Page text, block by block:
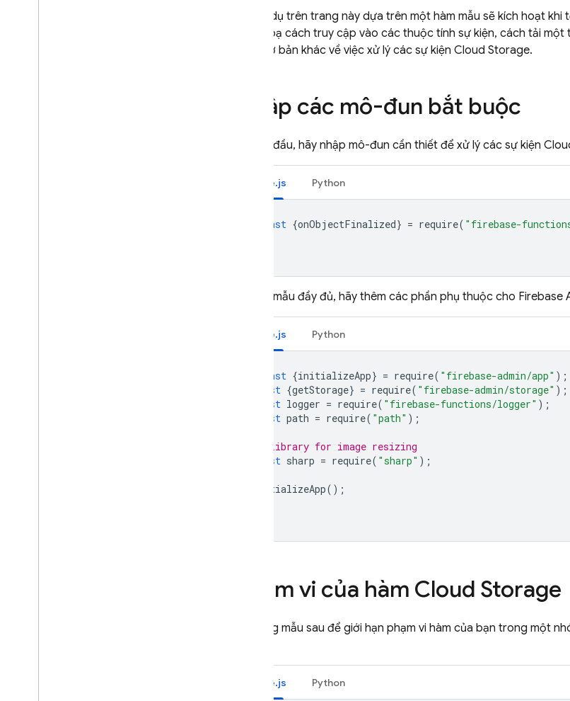
Các ví dụ trên trang này dựa trên một hàm mẫu sẽ kích hoạt khi
minh hoạ cách truy cập vào các thuộc tính sự kiện, cách tải
thức cơ bản khác về việc xử lý các sự kiện Cloud Storage.
Nhập các mô-đun bắt buộc
Để bắt đầu, hãy nhập mô-đun cần thiết để xử lý các sự kiện
Node.js Python
const {onObjectFinalized} = require( "firebase-
Để tạo mẫu đầy đủ, hãy thêm các phần phụ thuộc cho Firebase
Node.js Python
const {initializeApp} = require( "firebase-admin/app" );
const {getStorage} = require( "firebase-admin/storage" );
const logger = require( "firebase-functions/logger" );
const path = require( "path" );
// library for image resizing
const sharp = require( "sharp" );
initializeApp();
Phạm vi của hàm Cloud Storage
Sử dụng mẫu sau để giới hạn phạm vi hàm của bạn trong một
Node.js Python